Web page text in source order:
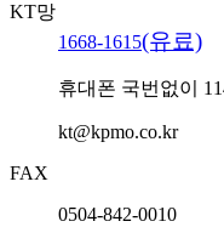
KT망
1668-1615(유료)
휴대폰 국번없이
kt@kpmo.co.kr
FAX
0504-842-0010